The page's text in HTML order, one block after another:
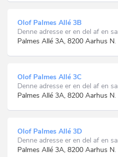
Olof Palmes Allé 3B
Denne adresse er en del af en
Palmes Allé 3A, 8200 Aarhus N.
Olof Palmes Allé 3C
Denne adresse er en del af en
Palmes Allé 3A, 8200 Aarhus N.
Olof Palmes Allé 3D
Denne adresse er en del af en
Palmes Allé 3A, 8200 Aarhus N.